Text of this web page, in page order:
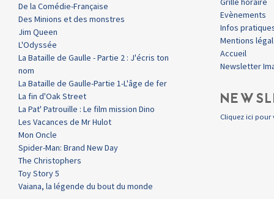
De la Comédie-Française
Des Minions et des monstres
Jim Queen
L'Odyssée
La Bataille de Gaulle - Partie 2 : J'écris ton
nom
La Bataille de Gaulle-Partie 1-L'âge de fer
La fin d'Oak Street
La Pat' Patrouille : Le film mission Dino
Les Vacances de Mr Hulot
Mon Oncle
Spider-Man: Brand New Day
The Christophers
Toy Story 5
Vaiana, la légende du bout du monde
Evènements
Infos
Mentions
Accueil
Newsletter
Cliquez ici pour